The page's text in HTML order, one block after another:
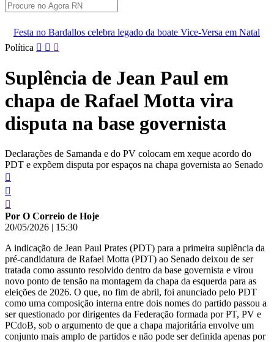
legado da boate Vice-Versa em Natal
Documentário
Pular
conteúdo
Política
Suplência de Jean Paul em
chapa de Rafael Motta vira
disputa na base governista
Declarações de Samanda e do PV colocam em xeque acordo do
PDT e expõem disputa por espaços na chapa governista ao Senado
Por O Correio de Hoje
20/05/2026 | 15:30
A indicação de Jean Paul Prates (PDT) para a primeira suplência da
pré-candidatura de Rafael Motta (PDT) ao Senado deixou de ser
tratada como assunto resolvido dentro da base governista e virou
novo ponto de tensão na montagem da chapa da esquerda para as
eleições de 2026. O que, no fim de abril, foi anunciado pelo PDT
como uma composição interna entre dois nomes do partido passou a
ser questionado por dirigentes da Federação formada por PT, PV e
PCdoB, sob o argumento de que a chapa majoritária envolve um
conjunto mais amplo de partidos e não pode ser definida apenas por